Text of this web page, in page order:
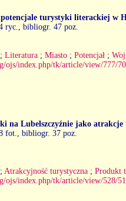
turystyki literackiej w
ryc., bibliogr. 47 poz.
; Literatura ; Miasto ; Potencjał ;
ojs/index.php/tk/article/view/777/
na Lubelszczyźnie jako atrakcje
fot., bibliogr. 37 poz.
; Atrakcyjność turystyczna ; Produkt
ojs/index.php/tk/article/view/528/